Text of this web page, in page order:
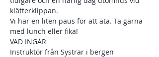
klätterklippan.
Vi har en liten paus för att äta. Ta gärna
med lunch eller fika!
VAD INGÅR
Instruktör från Systrar i bergen